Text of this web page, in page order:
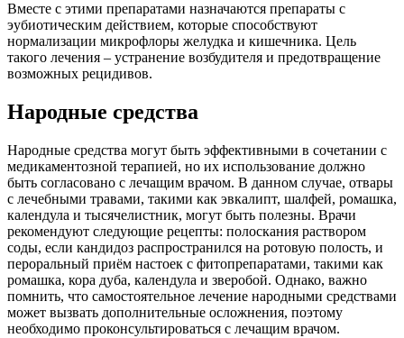
Вместе с этими препаратами назначаются препараты с
эубиотическим действием, которые способствуют
нормализации микрофлоры желудка и кишечника. Цель
такого лечения – устранение возбудителя и предотвращение
возможных рецидивов.
Народные средства
Народные средства могут быть эффективными в сочетании с
медикаментозной терапией, но их использование должно
быть согласовано с лечащим врачом. В данном случае, отвары
с лечебными травами, такими как эвкалипт, шалфей, ромашка,
календула и тысячелистник, могут быть полезны. Врачи
рекомендуют следующие рецепты: полоскания раствором
соды, если кандидоз распространился на ротовую полость, и
пероральный приём настоек с фитопрепаратами, такими как
ромашка, кора дуба, календула и зверобой. Однако, важно
помнить, что самостоятельное лечение народными средствами
может вызвать дополнительные осложнения, поэтому
необходимо проконсультироваться с лечащим врачом.